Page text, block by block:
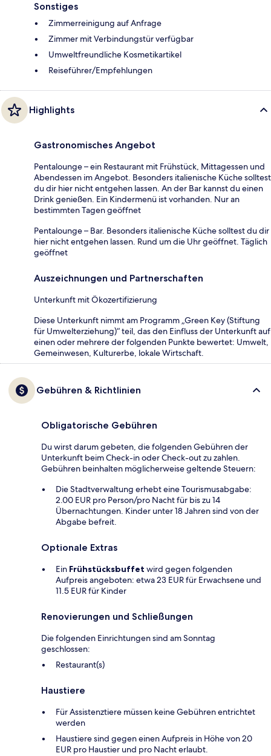
Sonstiges
Zimmerreinigung auf Anfrage
Zimmer mit Verbindungstür verfügbar
Umweltfreundliche Kosmetikartikel
Reiseführer/Empfehlungen
Highlights
Gastronomisches Angebot
Pentalounge – ein Restaurant mit Frühstück, Mittagessen und
Abendessen im Angebot. Besonders italienische Küche solltest
du dir hier nicht entgehen lassen. An der Bar kannst du einen
Drink genießen. Ein Kindermenü ist vorhanden. Nur an
bestimmten Tagen geöffnet
Pentalounge – Bar. Besonders italienische Küche solltest du dir
hier nicht entgehen lassen. Rund um die Uhr geöffnet. Täglich
geöffnet
Auszeichnungen und Partnerschaften
Unterkunft mit Ökozertifizierung
Diese Unterkunft nimmt am Programm „Green Key (Stiftung
für Umwelterziehung)“ teil, das den Einfluss der Unterkunft auf
einen oder mehrere der folgenden Punkte bewertet: Umwelt,
Gemeinwesen, Kulturerbe, lokale Wirtschaft.
Gebühren & Richtlinien
Obligatorische Gebühren
Du wirst darum gebeten, die folgenden Gebühren der
Unterkunft beim Check-in oder Check-out zu zahlen.
Gebühren beinhalten möglicherweise geltende Steuern:
Die Stadtverwaltung erhebt eine Tourismusabgabe:
2.00 EUR pro Person/pro Nacht für bis zu 14
Übernachtungen. Kinder unter 18 Jahren sind von der
Abgabe befreit.
Optionale Extras
Ein Frühstücksbuffet wird gegen folgenden
Aufpreis angeboten: etwa 23 EUR für Erwachsene und
11.5 EUR für Kinder
Renovierungen und Schließungen
Die folgenden Einrichtungen sind am Sonntag
geschlossen:
Restaurant(s)
Haustiere
Für Assistenztiere müssen keine Gebühren entrichtet
werden
Haustiere sind gegen einen Aufpreis in Höhe von 20
EUR pro Haustier und pro Nacht erlaubt.